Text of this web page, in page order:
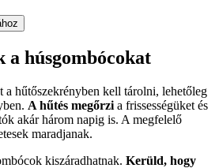
húsgombócokat
a hűtőszekrényben kell tárolni, lehetőleg
A hűtés megőrzi a frissességüket és
akár három napig is. A megfelelő
maradjanak.
kiszáradhatnak. Kerüld, hogy